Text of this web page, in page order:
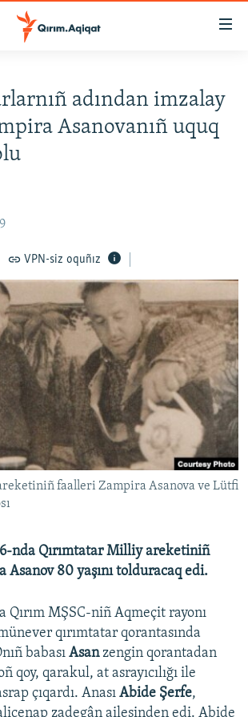
adından imzalay
Asanovanıñ uquq
VPN-siz oquñız
faalleri Zampira Asanova ve Lütfi
nda Qırımtatar Milliy areketiniñ
Asanov 80 yaşını tolduracaq edi.
Qırım MŞSC-niñ Aqmeçit rayonı
qırımtatar qorantasında
babası Asanzengin qorantadan
qoy, qarakul, at asrayıcılığı ile
çıqardı. Anası Abide Şerfe,
zadegân ailesinden edi. Abide